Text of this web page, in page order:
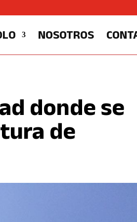
NOSOTROS
donde se
de